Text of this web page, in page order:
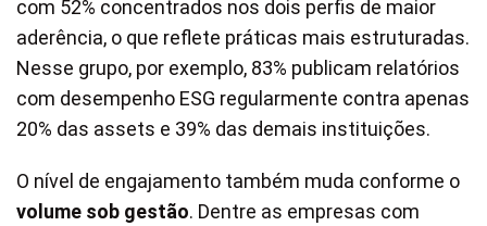
com 52% concentrados nos dois perfis de maior
aderência, o que reflete práticas mais estruturadas.
Nesse grupo, por exemplo, 83% publicam relatórios
com desempenho ESG regularmente contra apenas
20% das assets e 39% das demais instituições.
O nível de engajamento também muda conforme o
volume sob gestão. Dentre as empresas com